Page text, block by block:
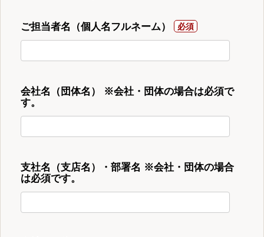
ご担当者名（個人名フルネーム）
会社名（団体名） ※会社・団体の場合は必須で
す。
支社名（支店名）・部署名 ※会社・団体の場合
は必須です。